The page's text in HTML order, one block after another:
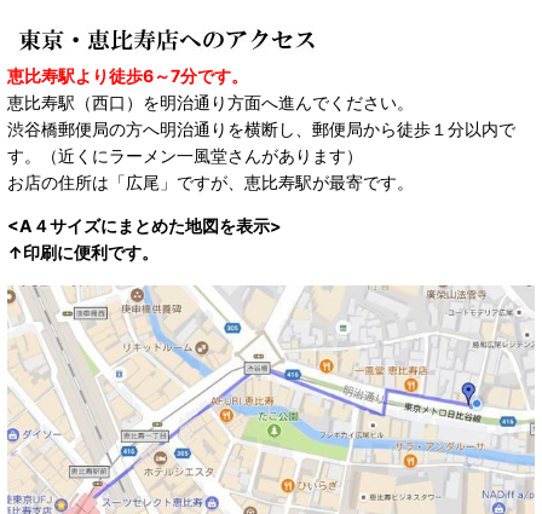
恵比寿駅より徒歩6～7分です。
恵比寿駅（西口）を明治通り方面へ進んでください。
渋谷橋郵便局の方へ明治通りを横断し、郵便局から徒歩１分以内で
す。（近くにラーメン一風堂さんがあります）
お店の住所は「広尾」ですが、恵比寿駅が最寄です。
<A４サイズにまとめた地図を表示>
↑印刷に便利です。